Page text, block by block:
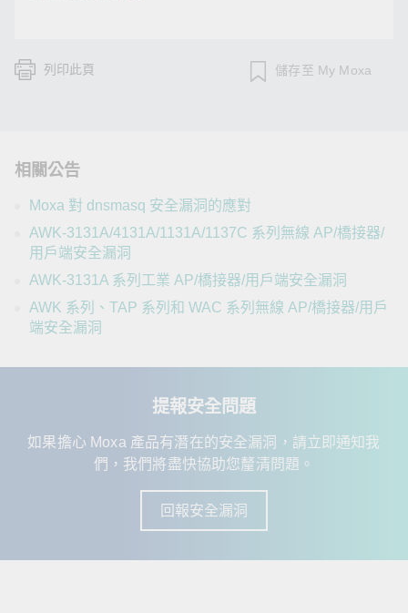
列印此頁 儲存至 My Moxa
相關公告
Moxa 對 dnsmasq 安全漏洞的應對
AWK-3131A/4131A/1131A/1137C 系列無線 AP/橋接器/
用戶端安全漏洞
AWK-3131A 系列工業 AP/橋接器/用戶端安全漏洞
AWK 系列、TAP 系列和 WAC 系列無線 AP/橋接器/用戶
端安全漏洞
提報安全問題
如果擔心 Moxa 產品有潛在的安全漏洞，請立即通知我
們，我們將盡快協助您釐清問題。
回報安全漏洞